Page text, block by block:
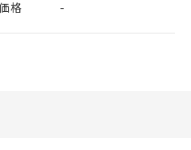
AgSnIn接点, 超音波洗浄対応形,
格 -